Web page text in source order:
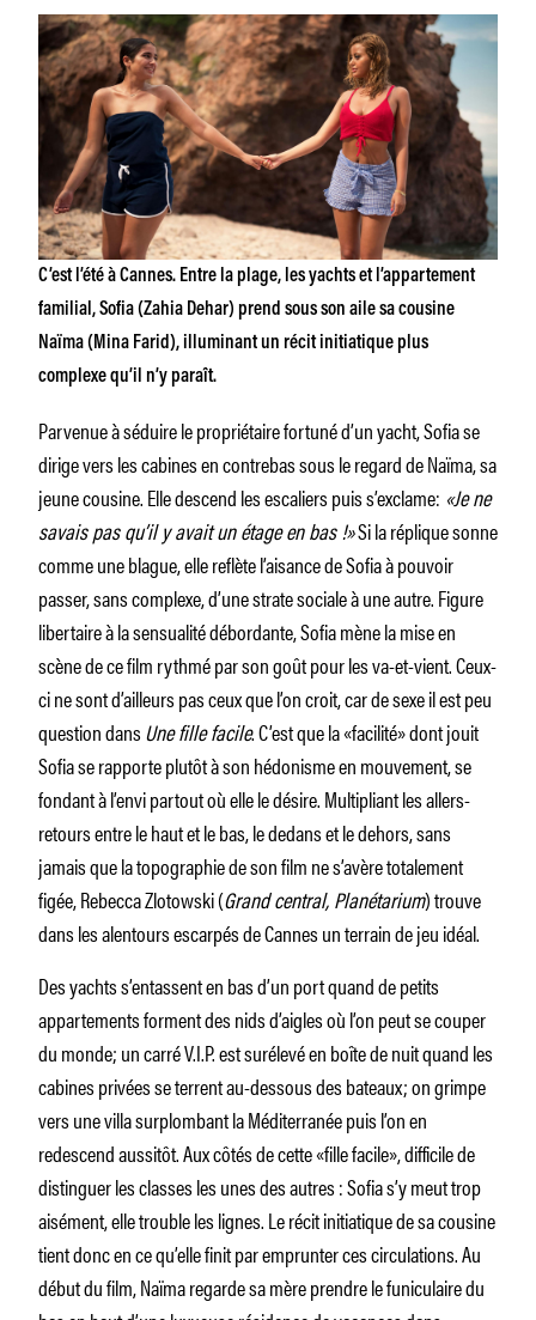
C’est l’été à Cannes. Entre la plage, les yachts et l’appartement
familial, Sofia (Zahia Dehar) prend sous son aile sa cousine
Naïma (Mina Farid), illuminant un récit initiatique plus
complexe qu’il n’y paraît.
Parvenue à séduire le propriétaire fortuné d’un yacht, Sofia se
dirige vers les cabines en contrebas sous le regard de Naïma, sa
jeune cousine. Elle descend les escaliers puis s’exclame: «Je ne
savais pas qu’il y avait un étage en bas !»Si la réplique sonne
comme une blague, elle reflète l’aisance de Sofia à pouvoir
passer, sans complexe, d’une strate sociale à une autre. Figure
libertaire à la sensualité débordante, Sofia mène la mise en
scène de ce film rythmé par son goût pour les va-et-vient. Ceux-
ci ne sont d’ailleurs pas ceux que l’on croit, car de sexe il est peu
question dansUne fille facile. C’est que la «facilité» dont jouit
Sofia se rapporte plutôt à son hédonisme en mouvement, se
fondant à l’envi partout où elle le désire. Multipliant les allers-
retours entre le haut et le bas, le dedans et le dehors, sans
jamais que la topographie de son film ne s’avère totalement
figée, Rebecca Zlotowski (Grand central, Planétarium) trouve
dans les alentours escarpés de Cannes un terrain de jeu idéal.
Des yachts s’entassent en bas d’un port quand de petits
appartements forment des nids d’aigles où l’on peut se couper
du monde; un carré V.I.P. est surélevé en boîte de nuit quand les
cabines privées se terrent au-dessous des bateaux; on grimpe
vers une villa surplombant la Méditerranée puis l’on en
redescend aussitôt. Aux côtés de cette «fille facile», difficile de
distinguer les classes les unes des autres : Sofia s’y meut trop
aisément, elle trouble les lignes. Le récit initiatique de sa cousine
tient donc en ce qu’elle finit par emprunter ces circulations. Au
début du film, Naïma regarde sa mère prendre le funiculaire du